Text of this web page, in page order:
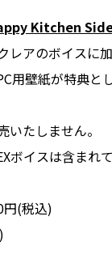
Kitchen
アのボイスに
用壁紙が特典と
たしません。
イスは含まれ
円(税込)